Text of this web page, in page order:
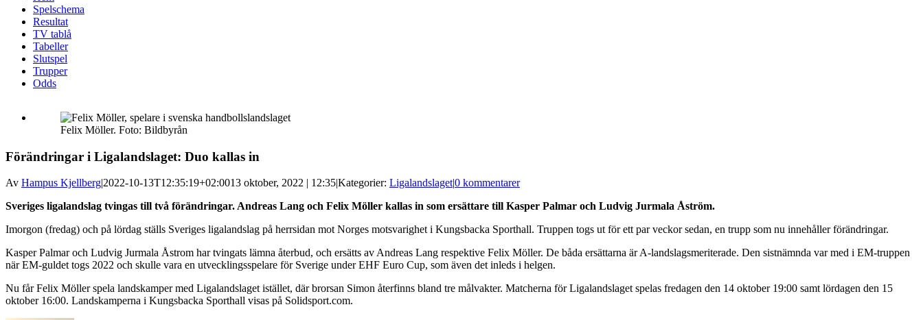
Spelschema
Resultat
TV tablå
Tabeller
Slutspel
Trupper
Odds
Felix Möller. Foto: Bildbyrån
Förändringar i Ligalandslaget: Duo kallas in
Av Hampus Kjellberg|2022-10-13T12:35:19+02:0013 oktober, 2022 | 12:35|Kategorier: Ligalandslaget|0 kommentarer
Sveriges ligalandslag tvingas till två förändringar. Andreas Lang och Felix Möller kallas in som ersättare till Kasper Palmar och Ludvig Jurmala Åström.
Imorgon (fredag) och på lördag ställs Sveriges ligalandslag på herrsidan mot Norges motsvarighet i Kungsbacka Sporthall. Truppen togs ut för ett par veckor sedan, en trupp som nu innehåller förändringar.
Kasper Palmar och Ludvig Jurmala Åstrom har tvingats lämna återbud, och ersätts av Andreas Lang respektive Felix Möller. De båda ersättarna är A-landslagsmeriterade. Den sistnämnda var med i EM-truppen
när EM-guldet togs 2022 och skulle vara en utvecklingsspelare för Sverige under EHF Euro Cup, som även det inleds i helgen.
Nu får Felix Möller spela landskamper med Ligalandslaget istället, där brorsan Simon återfinns bland tre målvakter. Matcherna för Ligalandslaget spelas fredagen den 14 oktober 19:00 samt lördagen den 15
oktober 16:00. Landskamperna i Kungsbacka Sporthall visas på Solidsport.com.